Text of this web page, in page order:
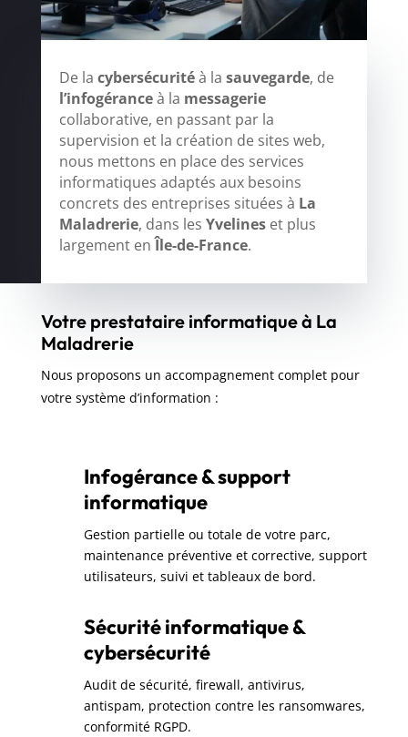
De la cybersécuritéà la sauvegarde, de
l’infogéranceà la messagerie
collaborative, en passant par la
supervision et la création de sites web,
nous mettons en place des services
informatiques adaptés aux besoins
concrets des entreprises situées à La
Maladrerie, dans les Yvelineset plus
largement enÎle-de-France.
Votre prestataire informatique à La
Maladrerie
Nous proposons un accompagnement complet pour
votre système d’information :
Infogérance & support
informatique
Gestion partielle ou totale de votre parc,
maintenance préventive et corrective, support
utilisateurs, suivi et tableaux de bord.
Sécurité informatique &
cybersécurité
Audit de sécurité, firewall, antivirus,
antispam, protection contre les ransomwares,
conformité RGPD.